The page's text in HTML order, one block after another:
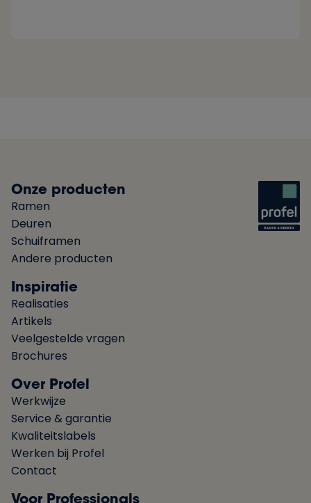
Onze producten
Ramen
Deuren
Schuiframen
Andere producten
Inspiratie
Realisaties
Artikels
Veelgestelde vragen
Brochures
Over Profel
Werkwijze
Service & garantie
Kwaliteitslabels
Werken bij Profel
Contact
Voor Professionals